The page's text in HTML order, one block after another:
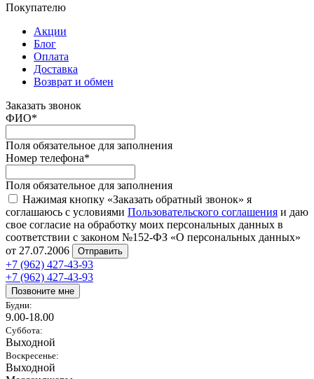
Покупателю
Акции
Блог
Оплата
Доставка
Возврат и обмен
Заказать звонок
ФИО*
Поля обязательное для заполнения
Номер телефона*
Поля обязательное для заполнения
Нажимая кнопку «Заказать обратный звонок» я
соглашаюсь с условиями Пользовательского соглашения и даю
свое согласие на обработку моих персональных данных в
соответствии с законом №152-ФЗ «О персональных данных»
от 27.07.2006
Отправить
+7 (962) 427-43-93
+7 (962) 427-43-93
Позвоните мне
Будни:
9.00-18.00
Суббота:
Выходной
Воскресенье:
Выходной